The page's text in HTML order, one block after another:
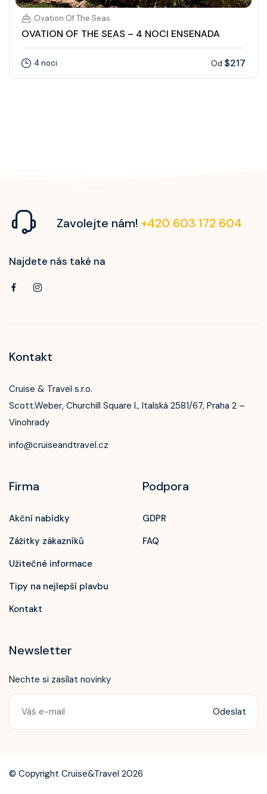
Zavolejte nám!
+420 603 172 604
Ovation Of The Seas
OVATION OF THE SEAS – 4 NOCI ENSENADA
4 noci Od $217
Zavolejte nám! +420 603 172 604
Najdete nás také na
Kontakt
Cruise & Travel s.r.o.
Scott.Weber, Churchill Square I., Italská 2581/67, Praha 2 –
Vinohrady
info@cruiseandtravel.cz
Firma
Akční nabídky
Zážitky zákazníků
Užitečné informace
Tipy na nejlepší plavbu
Kontakt
Podpora
GDPR
FAQ
Newsletter
Nechte si zasílat novinky
Odeslat
© Copyright Cruise&Travel 2026